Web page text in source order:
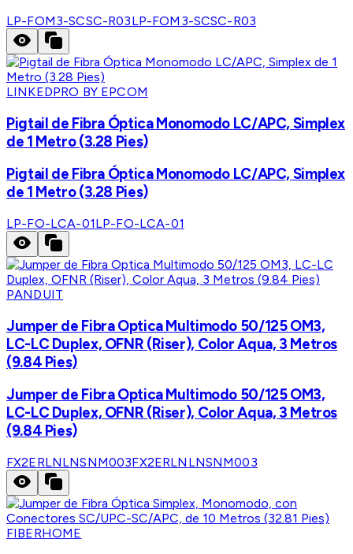
LP-FOM3-SCSC-R03LP-FOM3-SCSC-R03
LINKEDPRO BY EPCOM
Pigtail de Fibra Óptica Monomodo LC/APC, Simplex
de 1 Metro (3.28 Pies)
Pigtail de Fibra Óptica Monomodo LC/APC, Simplex
de 1 Metro (3.28 Pies)
LP-FO-LCA-01LP-FO-LCA-01
PANDUIT
Jumper de Fibra Optica Multimodo 50/125 OM3,
LC-LC Duplex, OFNR (Riser), Color Aqua, 3 Metros
(9.84 Pies)
Jumper de Fibra Optica Multimodo 50/125 OM3,
LC-LC Duplex, OFNR (Riser), Color Aqua, 3 Metros
(9.84 Pies)
FX2ERLNLNSNM003FX2ERLNLNSNM003
FIBERHOME